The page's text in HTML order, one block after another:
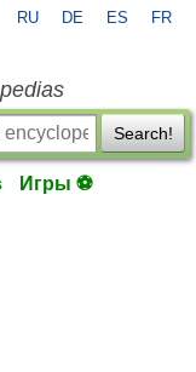
RU DE ES FR
Search!
Игры ⚽